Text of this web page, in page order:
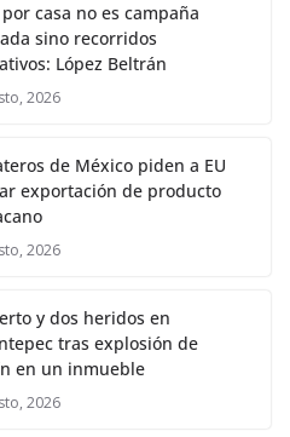
casa no es campaña
sino recorridos
López Beltrán
2026
de México piden a EU
exportación de producto
2026
y dos heridos en
tras explosión de
en un inmueble
2026